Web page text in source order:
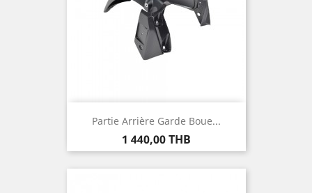
Partie Arrière Garde Boue...
Prix
1 440,00 THB